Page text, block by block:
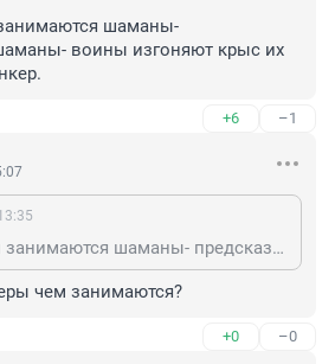
шаманы-
воины изгоняют крыс их
+6 –1
Предсказанием занимаются шаманы- предсказатели, шаманы- воины изгоняют крыс их загоняют их в бункер.
чем занимаются?
+0 –0